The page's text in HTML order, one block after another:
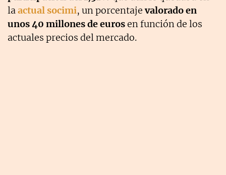
laactual socimi, un porcentajevalorado en
unos 40 millones de eurosen función de los
actuales precios del mercado.